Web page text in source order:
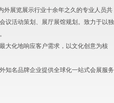
展览展示行业十余年之久的专业人员共
议活动策划、展厅展馆规划。致力于以独
大化地响应客户需求，以文化创意为核
知名品牌企业提供全球化一站式会展服务